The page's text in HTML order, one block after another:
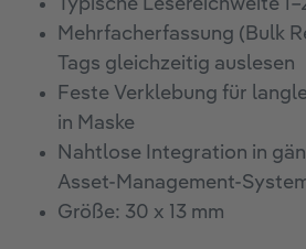
Typische Lesereichweite
Mehrfacherfassung (Bulk
Tags gleichzeitig auslesen
Feste Verklebung für
in Maske
Nahtlose Integration in
Größe: 30 x 13 mm